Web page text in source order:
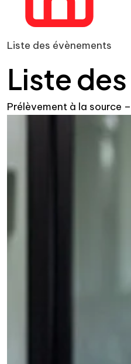
Liste des évènements
Liste
Prélèvement à la source –